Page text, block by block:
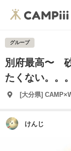
グループ
別府最高〜
たくない。。
[大分県]
けんじ